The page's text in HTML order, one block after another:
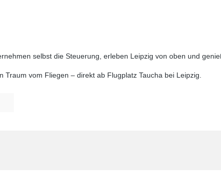
selbst die Steuerung, erleben Leipzig von oben und
Traum vom Fliegen – direkt ab Flugplatz Taucha bei Leipzig.